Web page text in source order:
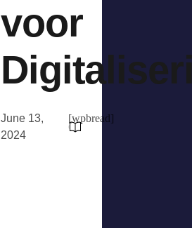
voor
June 13,
2024
[wpbread]